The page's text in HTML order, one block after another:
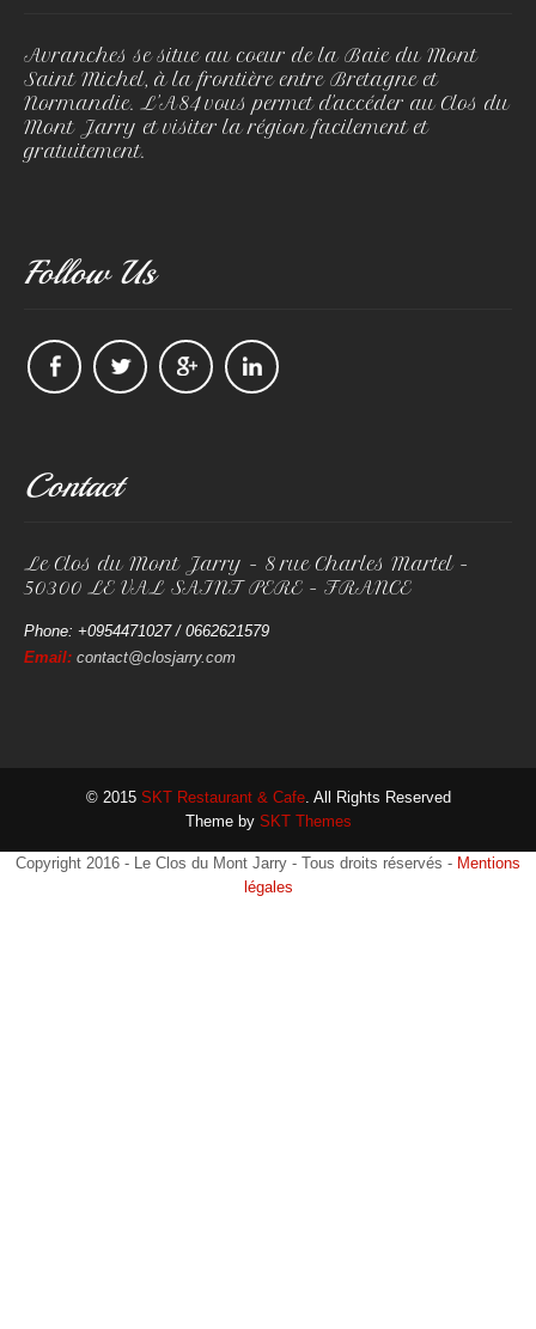
Avranches se situe au coeur de la Baie du Mont
Saint Michel, à la frontière entre Bretagne et
Normandie. L'A84 vous permet d'accéder au Clos du
Mont Jarry et visiter la région facilement et
gratuitement.
Follow Us
Contact
Le Clos du Mont Jarry - 8 rue Charles Martel -
50300 LE VAL SAINT PERE - FRANCE
Phone: +0954471027 / 0662621579
Email: contact@closjarry.com
© 2015 SKT Restaurant & Cafe. All Rights Reserved
Theme by SKT Themes
Copyright 2016 - Le Clos du Mont Jarry - Tous droits réservés - Mentions
légales